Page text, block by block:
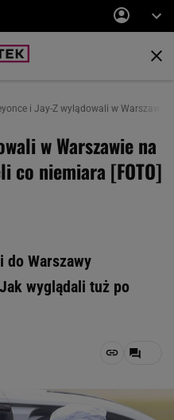
i Jay-Z wylądowali w
w Warszawie na
co niemiara [FOTO]
Warszawy
wyglądali tuż po